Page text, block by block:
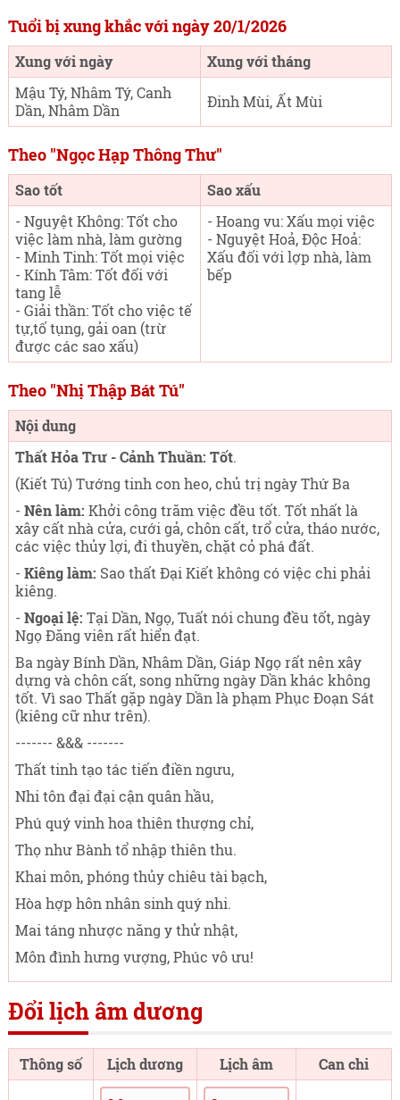
Tuổi bị xung khắc với ngày 20/1/2026
Xung với ngày
Xung với tháng
Mậu Tý, Nhâm Tý, Canh
Dần, Nhâm Dần
Đinh Mùi, Ất Mùi
Theo "Ngọc Hạp Thông Thư"
Sao tốt
Sao xấu
- Nguyệt Không: Tốt cho
việc làm nhà, làm gường
- Minh Tinh: Tốt mọi việc
- Kính Tâm: Tốt đối với
tang lễ
- Giải thần: Tốt cho việc tế
tự,tố tụng, gải oan (trừ
được các sao xấu)
- Hoang vu: Xấu mọi việc
- Nguyệt Hoả, Độc Hoả:
Xấu đối với lợp nhà, làm
bếp
Theo "Nhị Thập Bát Tú"
Nội dung
Thất Hỏa Trư - Cảnh Thuần: Tốt.
(Kiết Tú) Tướng tinh con heo, chủ trị ngày Thứ Ba
- Nên làm: Khởi công trăm việc đều tốt. Tốt nhất là
xây cất nhà cửa, cưới gả, chôn cất, trổ cửa, tháo nước,
các việc thủy lợi, đi thuyền, chặt cỏ phá đất.
- Kiêng làm: Sao thất Đại Kiết không có việc chi phải
kiêng.
- Ngoại lệ: Tại Dần, Ngọ, Tuất nói chung đều tốt, ngày
Ngọ Đăng viên rất hiển đạt.
Ba ngày Bính Dần, Nhâm Dần, Giáp Ngọ rất nên xây
dựng và chôn cất, song những ngày Dần khác không
tốt. Vì sao Thất gặp ngày Dần là phạm Phục Đoạn Sát
(kiêng cữ như trên).
------- &&& -------
Thất tinh tạo tác tiến điền ngưu,
Nhi tôn đại đại cận quân hầu,
Phú quý vinh hoa thiên thượng chỉ,
Thọ như Bành tổ nhập thiên thu.
Khai môn, phóng thủy chiêu tài bạch,
Hòa hợp hôn nhân sinh quý nhi.
Mai táng nhược năng y thử nhật,
Môn đình hưng vượng, Phúc vô ưu!
Đổi lịch âm dương
Thông số Lịch dương Lịch âm Can chi